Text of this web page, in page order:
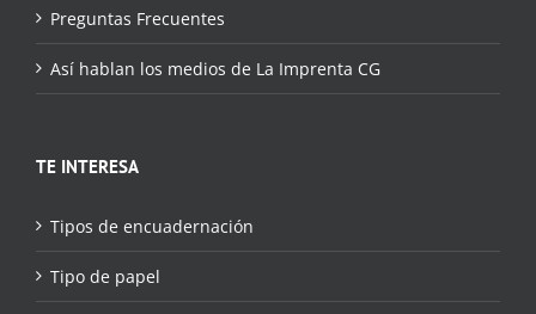
Preguntas Frecuentes
Así hablan los medios de La Imprenta CG
TE INTERESA
Tipos de encuadernación
Tipo de papel